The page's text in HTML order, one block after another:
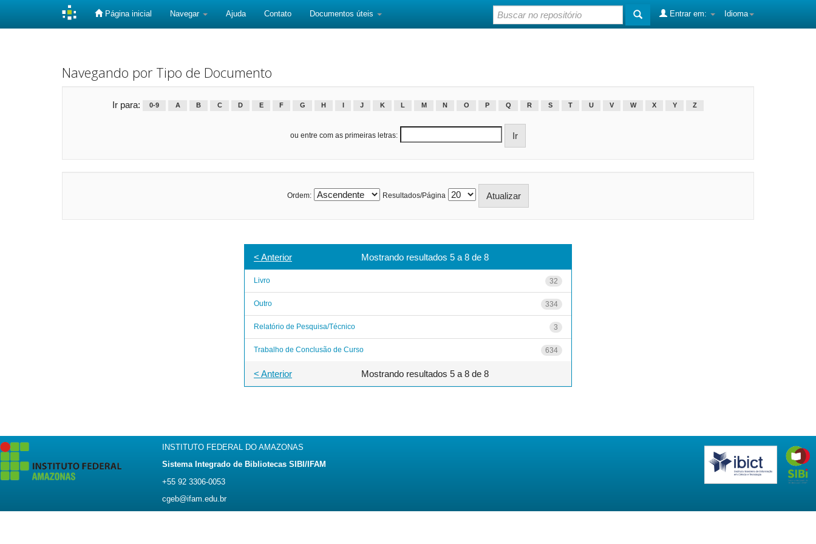
Página inicial Navegar Ajuda Contato Documentos úteis Idioma
Entrar em:
Navegando por Tipo de Documento
Ir para: 0-9 A B C D E F G H J K L M N O P Q R S T U V W X Y Z
ou entre com as primeiras letras:
Ordem: Resultados/Página
Mostrando resultados 5 a 8 de 8
< Anterior
Livro 32
Outro 334
Relatório de Pesquisa/Técnico 3
Trabalho de Conclusão de Curso 634
Mostrando resultados 5 a 8 de 8
< Anterior
INSTITUTO FEDERAL DO AMAZONAS
Sistema Integrado de Bibliotecas SIBI/IFAM
+55 92 3306-0053
cgeb@ifam.edu.br